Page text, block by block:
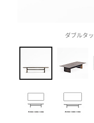
ダブルタ